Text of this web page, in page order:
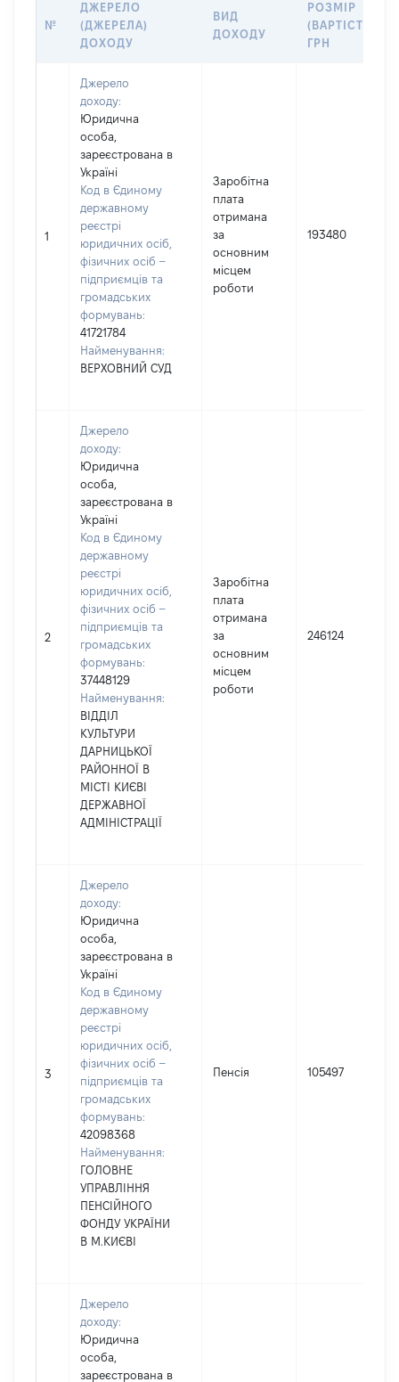
№
ДЖЕРЕЛО
(ДЖЕРЕЛА)
ДОХОДУ
ВИД
ДОХОДУ
РОЗМІР
(ВАРТІСТЬ),
ГРН
1
Джерело
доходу:
Юридична
особа,
зареєстрована в
Україні
Код в Єдиному
державному
реєстрі
юридичних осіб,
фізичних осіб –
підприємців та
громадських
формувань:
41721784
Найменування:
ВЕРХОВНИЙ СУД
Заробітна
плата
отримана
за
основним
місцем
роботи
193480
2
Джерело
доходу:
Юридична
особа,
зареєстрована в
Україні
Код в Єдиному
державному
реєстрі
юридичних осіб,
фізичних осіб –
підприємців та
громадських
формувань:
37448129
Найменування:
ВІДДІЛ
КУЛЬТУРИ
ДАРНИЦЬКОЇ
РАЙОННОЇ В
МІСТІ КИЄВІ
ДЕРЖАВНОЇ
АДМІНІСТРАЦІЇ
Заробітна
плата
отримана
за
основним
місцем
роботи
246124
3
Джерело
доходу:
Юридична
особа,
зареєстрована в
Україні
Код в Єдиному
державному
реєстрі
юридичних осіб,
фізичних осіб –
підприємців та
громадських
формувань:
42098368
Найменування:
ГОЛОВНЕ
УПРАВЛІННЯ
ПЕНСІЙНОГО
ФОНДУ УКРАЇНИ
В М.КИЄВІ
Пенсія 105497
Джерело
доходу:
Юридична
особа,
зареєстрована в